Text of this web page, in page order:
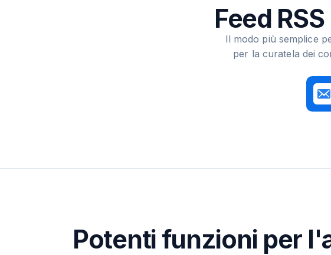
Feed
Il modo più semplice
per la curatela dei
Potenti funzioni per